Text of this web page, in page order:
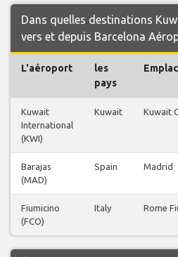
Dans quelles destinations
vers et depuis Barcelona
L'aéroport
les
pays
Kuwait
International
(KWI)
Kuwait Kuwait
Barajas
(MAD)
Spain Madrid
Fiumicino
(FCO)
Italy Rome